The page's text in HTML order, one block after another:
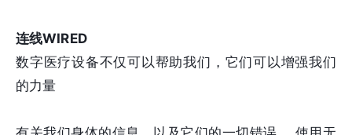
连线WIRED
数字医疗设备不仅可以帮助我们，它们可以增强我们
的力量